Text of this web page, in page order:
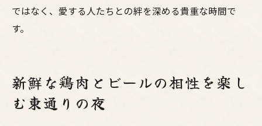
ではなく、愛する人たちとの絆を深める貴重な時間で
す。
新鮮な鶏肉とビールの相性を楽し
む東通りの夜